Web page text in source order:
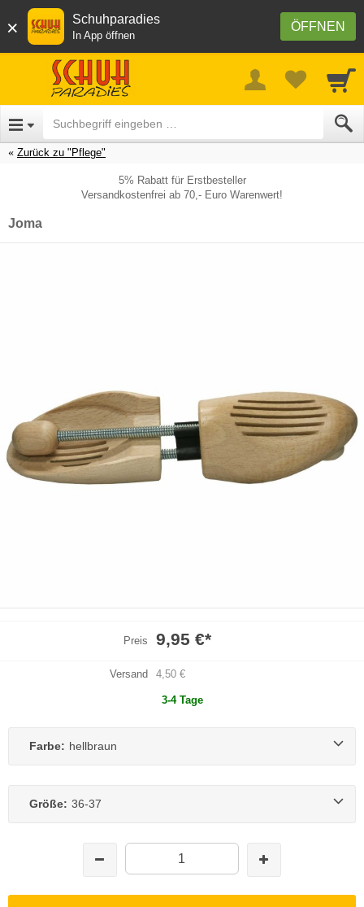
× ÖFFNEN
Schuhparadies
In App öffnen
Zurück zu "Pflege"
5% Rabatt für Erstbesteller
Versandkostenfrei ab 70,- Euro Warenwert!
Joma
Preis 9,95 €*
Versand 4,50 €
3-4 Tage
Farbe: hellbraun
Größe: 36-37